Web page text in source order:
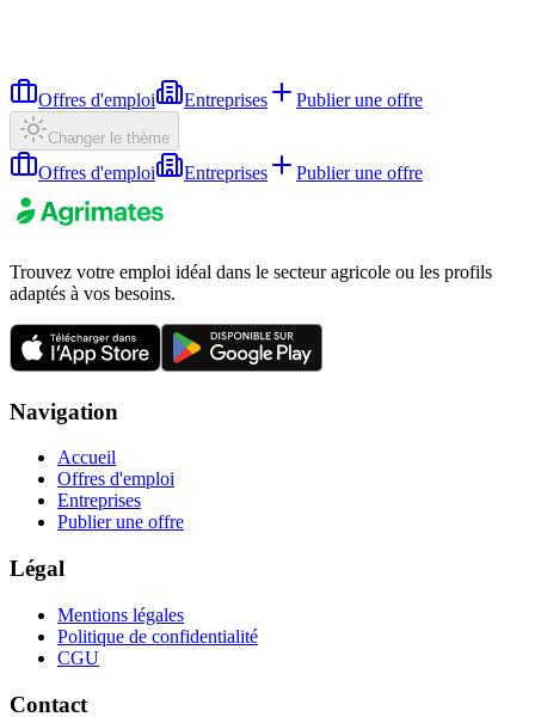
Offres d'emploi Entreprises Publier une offre
Changer le thème
Offres d'emploi Entreprises Publier une offre
Trouvez votre emploi idéal dans le secteur agricole ou les profils
adaptés à vos besoins.
Navigation
Accueil
Offres d'emploi
Entreprises
Publier une offre
Légal
Mentions légales
Politique de confidentialité
CGU
Contact